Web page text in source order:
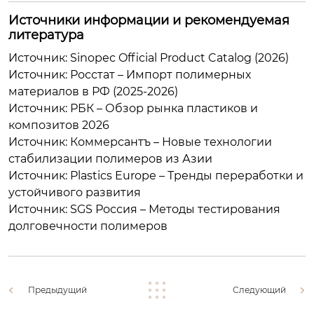
Источники информации и рекомендуемая
литература
Источник: Sinopec Official Product Catalog (2026)
Источник: Росстат – Импорт полимерных
материалов в РФ (2025-2026)
Источник: РБК – Обзор рынка пластиков и
композитов 2026
Источник: Коммерсантъ – Новые технологии
стабилизации полимеров из Азии
Источник: Plastics Europe – Тренды переработки и
устойчивого развития
Источник: SGS Россия – Методы тестирования
долговечности полимеров
Предыдущий Следующий